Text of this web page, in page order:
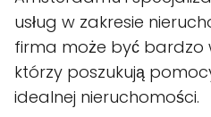
usług w zakresie
firma może być
którzy poszukują
idealnej nieruchomości.